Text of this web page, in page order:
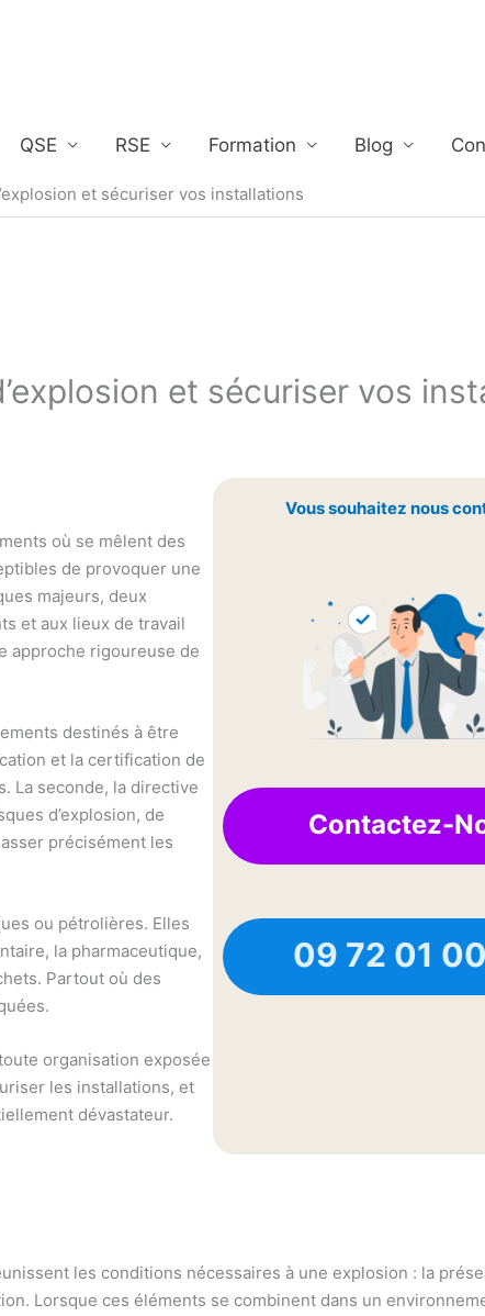
QSE RSE Formation Blog
et sécuriser vos installations
et sécuriser vos
où se mêlent des
de provoquer une
majeurs, deux
et aux lieux de travail
approche rigoureuse de
destinés à être
et la certification de
La seconde, la directive
d’explosion, de
précisément les
ou pétrolières. Elles
la pharmaceutique,
Partout où des
organisation exposée
les installations, et
dévastateur.
Vous souhaitez nous
Contactez-
09 72 01
les conditions nécessaires à une explosion : la
Lorsque ces éléments se combinent dans un